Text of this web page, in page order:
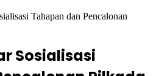
Tahapan dan Pencalonan
Sosialisasi